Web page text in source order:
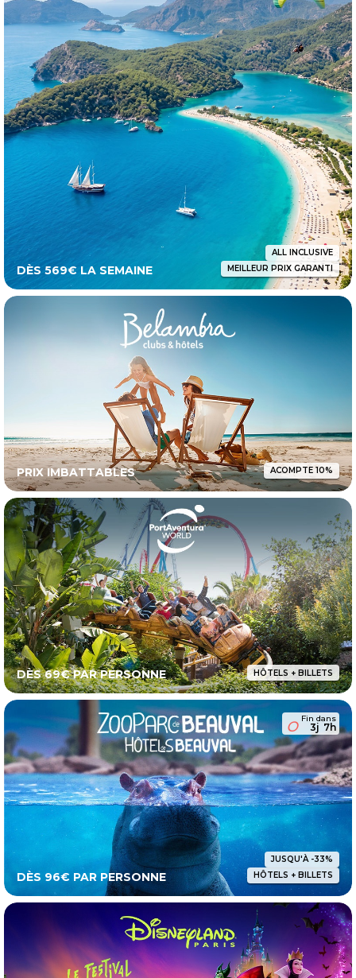
DÈS 569€ LA SEMAINE
ALL INCLUSIVE
MEILLEUR PRIX GARANTI
PRIX IMBATTABLES ACOMPTE 10%
DÈS 69€ PAR PERSONNE HÔTELS + BILLETS
Fin dans
3j 7h
DÈS 96€ PAR PERSONNE
JUSQU'À -33%
HÔTELS + BILLETS